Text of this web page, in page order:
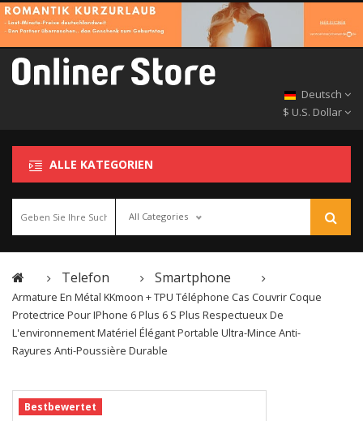
Deutsch
$ U.S. Dollar
ALLE KATEGORIEN
All Categories
Telefon Smartphone
Armature En Métal KKmoon + TPU Téléphone Cas Couvrir Coque
Protectrice Pour IPhone 6 Plus 6 S Plus Respectueux De
L'environnement Matériel Élégant Portable Ultra-Mince Anti-
Rayures Anti-Poussière Durable
Bestbewertet